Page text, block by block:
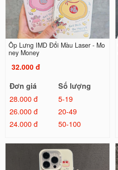
Ốp Lưng IMD Đổi Màu Laser - Mo
ney Money
32.000 đ
Đơn giá
Số lượng
28.000 đ
5-19
26.000 đ
20-49
24.000 đ
50-100